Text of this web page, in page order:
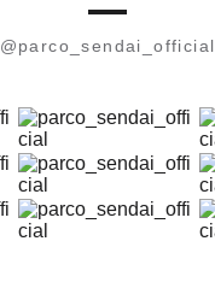
@parco_sendai_official